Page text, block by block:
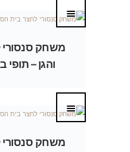
משחק
והגן – תופי
משחק